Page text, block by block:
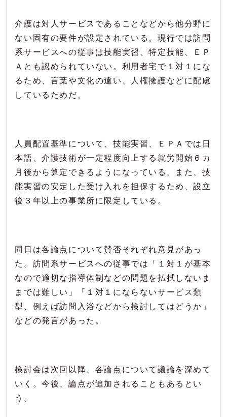
介護は対人サービスであることなどから他分野に
ない固有の要件が設定されている。現行では訪問
系サービスへの従事は技能実習、特定技能、ＥＰ
Ａとも認められていない。利用者宅で１対１にな
るため、言葉や文化の違い、人権擁護などに配慮
しているためだ。
人員配置基準について、技能実習、ＥＰＡでは日
本語、介護技術が一定程度向上する就労開始６カ
月後から算定できるようになっている。また、技
能実習の安定した受け入れを担保するため、設立
後３年以上の事業所に限定している。
同日は各論点について賛否それぞれ意見があっ
た。訪問系サービスへの従事では「１対１が基本
なので適切な指導体制などの問題を払拭しないま
までは難しい」「１対１にならないサービス類
型、例えば訪問入浴などから検討してはどうか」
などの発言があった。
検討会は次回以降、各論点について議論を深めて
いく。今後、論点が追加されることもあるとい
う。